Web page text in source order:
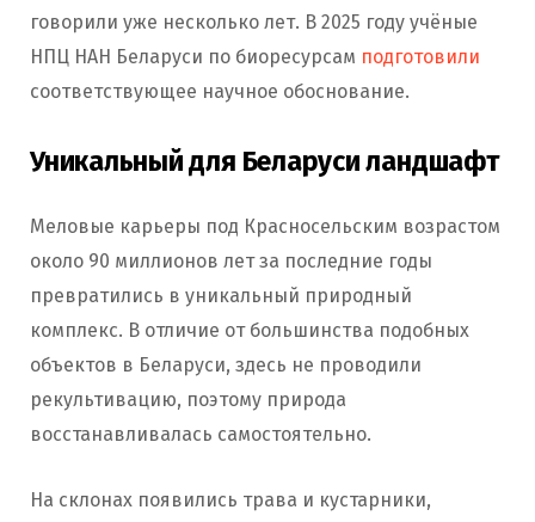
говорили уже несколько лет. В 2025 году учёные
НПЦ НАН Беларуси по биоресурсам подготовили
соответствующее научное обоснование.
Уникальный для Беларуси ландшафт
Меловые карьеры под Красносельским возрастом
около 90 миллионов лет за последние годы
превратились в уникальный природный
комплекс. В отличие от большинства подобных
объектов в Беларуси, здесь не проводили
рекультивацию, поэтому природа
восстанавливалась самостоятельно.
На склонах появились трава и кустарники,